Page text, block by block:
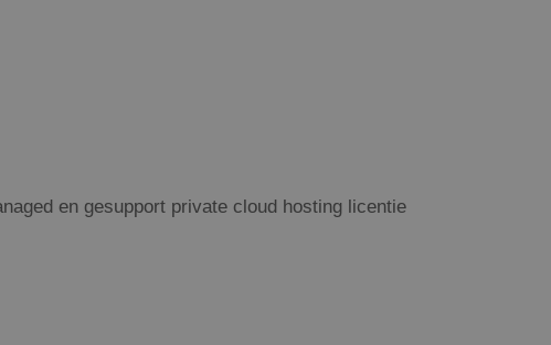
en gesupport private cloud hosting licentie